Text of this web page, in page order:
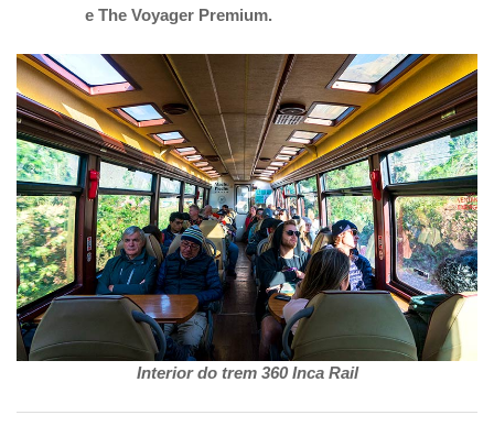
e The Voyager Premium.
Interior do trem 360 Inca Rail